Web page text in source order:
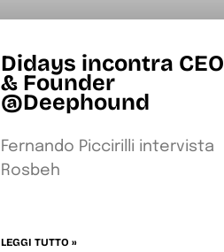
Didays incontra CEO
& Founder
@Deephound
Fernando Piccirilli intervista
Rosbeh
LEGGI TUTTO »